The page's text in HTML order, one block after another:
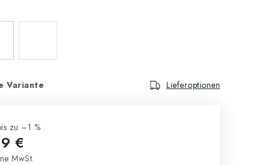
Variante Lieferoptionen
zu –1 %
€
MwSt.